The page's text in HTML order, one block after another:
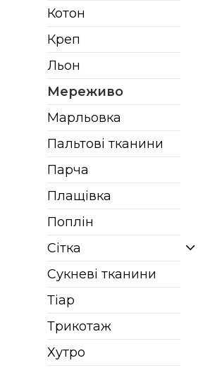
Котон
Креп
Льон
Мереживо
Марльовка
Пальтові тканини
Парча
Плащівка
Поплін
Сітка
Сукневі тканини
Тіар
Трикотаж
Хутро